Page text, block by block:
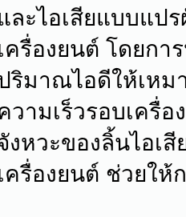
ละไอเสียแบบแป
ครื่องยนต์ โดยก
ริมาณไอดีให้เหม
วามเร็วรอบเครื่
งหวะของลิ้นไอเ
ครื่องยนต์ ช่วยให้